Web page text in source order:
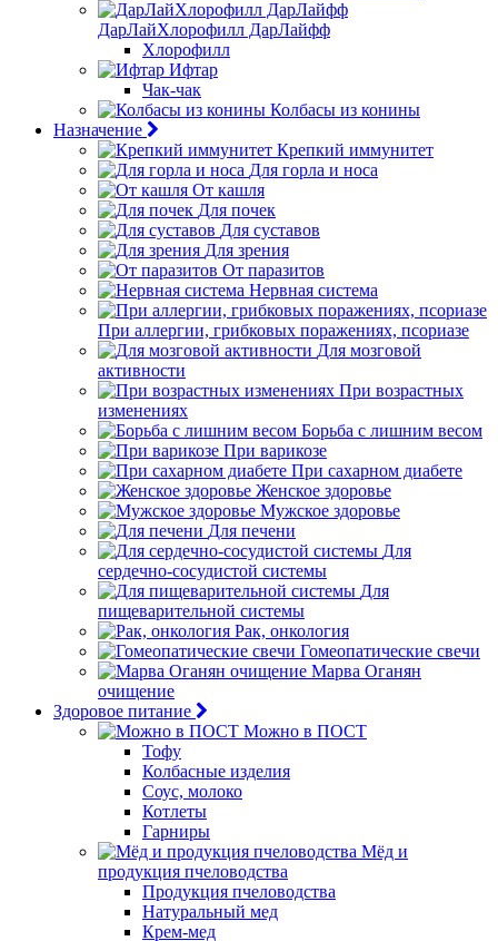
ДарЛайХлорофилл ДарЛайфф
Хлорофилл
Ифтар
Чак-чак
Колбасы из конины
Назначение
Крепкий иммунитет
Для горла и носа
От кашля
Для почек
Для суставов
Для зрения
От паразитов
Нервная система
При аллергии, грибковых поражениях, псориазе
Для мозговой
активности
При возрастных
изменениях
Борьба с лишним весом
При варикозе
При сахарном диабете
Женское здоровье
Мужское здоровье
Для печени
Для
сердечно-сосудистой системы
Для
пищеварительной системы
Рак, онкология
Гомеопатические свечи
Марва Оганян
очищение
Здоровое питание
Можно в ПОСТ
Тофу
Колбасные изделия
Соус, молоко
Котлеты
Гарниры
Мёд и
продукция пчеловодства
Продукция пчеловодства
Натуральный мед
Крем-мед